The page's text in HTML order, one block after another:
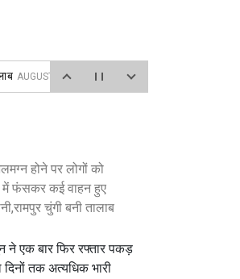
AUGUST 6, 2026
होने पर लोगों को
में फंसकर कई वाहन हुए
चुंगी बनी तालाब
ने एक बार फिर रफ्तार पकड़
दिनों तक अत्यधिक भारी